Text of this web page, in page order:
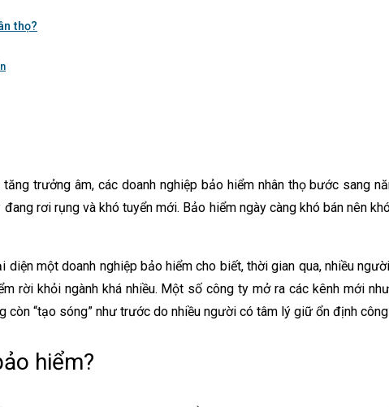
thọ?
trưởng âm, các doanh nghiệp bảo hiểm nhân thọ bước sang
rơi rụng và khó tuyển mới. Bảo hiểm ngày càng khó bán nên
một doanh nghiệp bảo hiểm cho biết, thời gian qua, nhiều
rời khỏi ngành khá nhiều. Một số công ty mở ra các kênh mới
còn “tạo sóng” như trước do nhiều người có tâm lý giữ ổn định
hiểm?